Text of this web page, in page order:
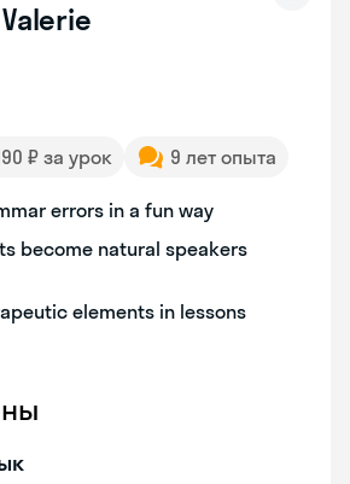
Valerie
₽ за урок 9 лет опыта
errors in a fun way
become natural speakers
elements in lessons